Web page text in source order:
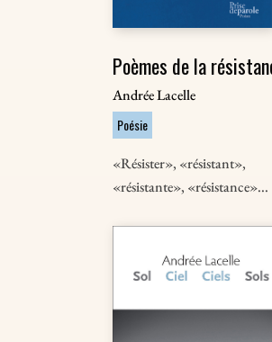
Poèmes de la
Andrée Lacelle
Poésie
«Résister», «résistant»,
«résistante», «résistance»...